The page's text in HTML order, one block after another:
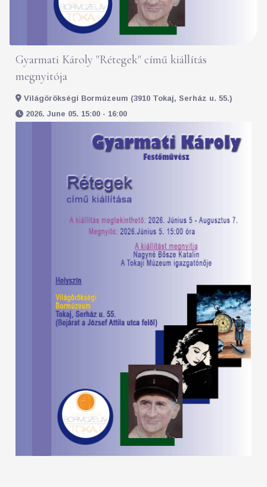
Gyarmati Károly "Rétegek" című kiállítás
megnyitója
Világörökségi Bormúzeum (3910 Tokaj, Serház u. 55.)
2026. June 05. 15:00 - 16:00